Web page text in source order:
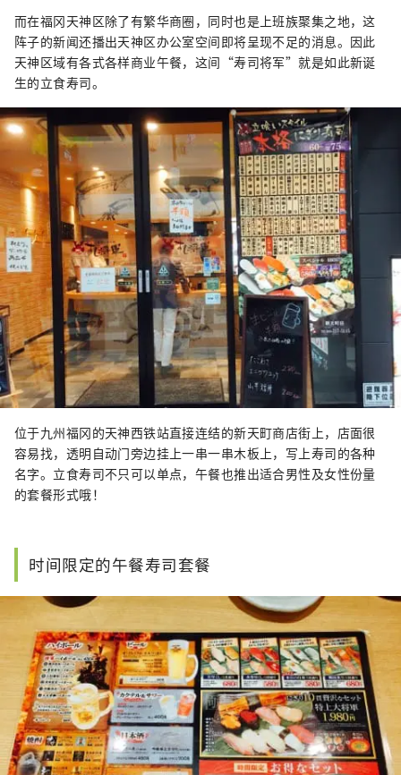
而在福冈天神区除了有繁华商圈，同时也是上班族聚集之地，这
阵子的新闻还播出天神区办公室空间即将呈现不足的消息。因此
天神区域有各式各样商业午餐，这间“寿司将军”就是如此新诞
生的立食寿司。
位于九州福冈的天神西铁站直接连结的新天町商店街上，店面很
容易找，透明自动门旁边挂上一串一串木板上，写上寿司的各种
名字。立食寿司不只可以单点，午餐也推出适合男性及女性份量
的套餐形式哦！
时间限定的午餐寿司套餐